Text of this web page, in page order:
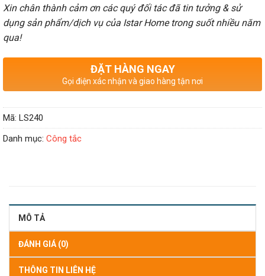
Xin chân thành cảm ơn các quý đối tác đã tin tưởng & sử
dụng sản phẩm/dịch vụ của Istar Home trong suốt nhiều năm
qua!
ĐẶT HÀNG NGAY
Gọi điện xác nhận và giao hàng tận nơi
Mã: LS240
Danh mục: Công tắc
MÔ TẢ
ĐÁNH GIÁ (0)
THÔNG TIN LIÊN HỆ